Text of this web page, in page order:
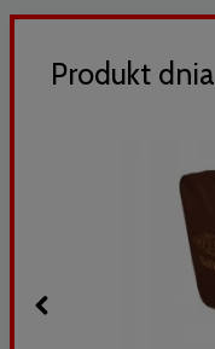
Produkt dnia